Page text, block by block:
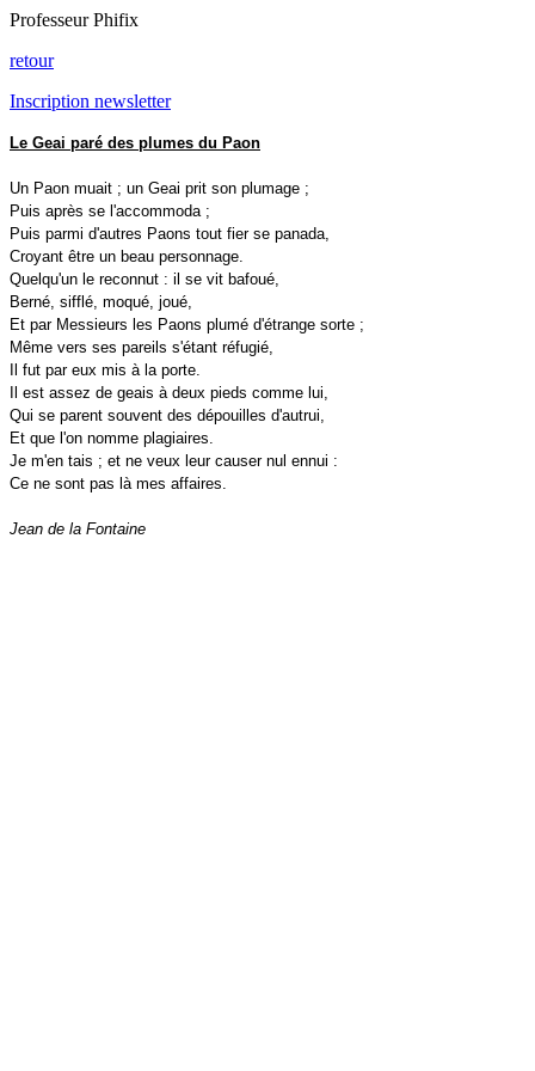
Professeur Phifix
retour
Inscription newsletter
Le Geai paré des plumes du Paon
Un Paon muait ; un Geai prit son plumage ;
Puis après se l'accommoda ;
Puis parmi d'autres Paons tout fier se panada,
Croyant être un beau personnage.
Quelqu'un le reconnut : il se vit bafoué,
Berné, sifflé, moqué, joué,
Et par Messieurs les Paons plumé d'étrange sorte ;
Même vers ses pareils s'étant réfugié,
Il fut par eux mis à la porte.
Il est assez de geais à deux pieds comme lui,
Qui se parent souvent des dépouilles d'autrui,
Et que l'on nomme plagiaires.
Je m'en tais ; et ne veux leur causer nul ennui :
Ce ne sont pas là mes affaires.
Jean de la Fontaine